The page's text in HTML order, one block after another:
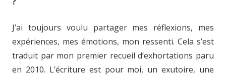
J’ai toujours voulu partager mes réflexions, mes
expériences, mes émotions, mon ressenti. Cela s’est
traduit par mon premier recueil d’exhortations paru
en 2010. L’écriture est pour moi, un exutoire, une